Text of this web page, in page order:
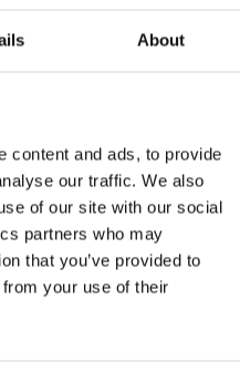
About
content and ads, to provide
our traffic. We also
of our site with our social
partners who may
that you’ve provided to
your use of their